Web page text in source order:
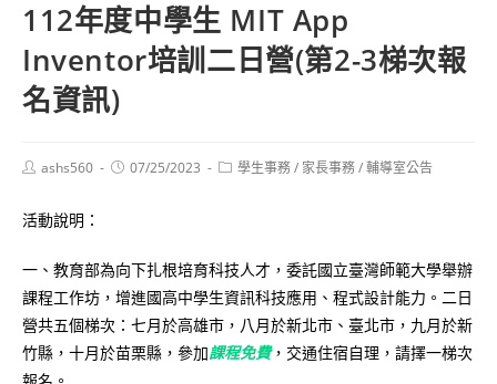
112年度中學生 MIT App
Inventor培訓二日營(第2-3梯次報
名資訊)
Postashs560
Post07/25/2023
Post學生事務/ 家長事務/輔導室公告
活動說明：
一、教育部為向下扎根培育科技人才，委託國立臺灣師範大學舉辦
課程工作坊，增進國高中學生資訊科技應用、程式設計能力。二日
營共五個梯次：七月於高雄市，八月於新北市、臺北市，九月於新
竹縣，十月於苗栗縣，參加課程免費，交通住宿自理，請擇一梯次